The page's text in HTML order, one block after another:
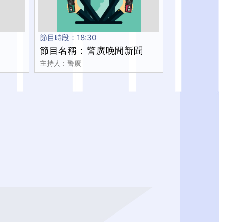
節目時段：18:30
節目名稱：警廣晚間新聞
主持人：警廣